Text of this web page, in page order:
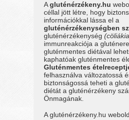
Agluténérzékeny.hu
céllal jött létre, hogy
információkkal lássa el a
gluténérzékenységben
gluténérzékenység
immunreakciója a
gluténmentes diétával
kaphatóak gluténmentes
Gluténmentes
felhasználva változatossá
biztonságossá teheti a
diétát a gluténérzékeny
Önmagának.
A gluténérzékeny.hu